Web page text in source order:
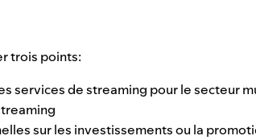
trois points:
services de streaming pour le secteur
sur les investissements ou la